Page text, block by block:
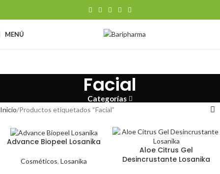
MENÚ
Facial
Categorías
Inicio Productos etiquetados “Facial”
Advance Biopeel Losanika
Cosméticos, Losanika
Aloe Citrus Gel
Desincrustante Losanika